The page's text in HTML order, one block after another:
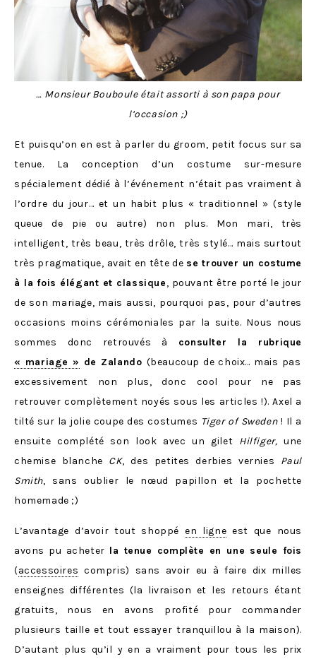
… Monsieur Bouboule était assorti à son papa pour
l’occasion ;)
Et puisqu’on en est à parler du groom, petit focus sur sa
tenue. La conception d’un costume sur-mesure
spécialement dédié à l’événement n’était pas vraiment à
l’ordre du jour… et un habit plus « traditionnel » (style
queue de pie ou autre) non plus. Mon mari, très
intelligent, très beau, très drôle, très stylé… mais surtout
très pragmatique, avait en tête de se trouver un costume
à la fois élégant et classique, pouvant être porté le jour
de son mariage, mais aussi, pourquoi pas, pour d’autres
occasions moins cérémoniales par la suite. Nous nous
sommes donc retrouvés à consulter la rubrique
« mariage » de Zalando (beaucoup de choix… mais pas
excessivement non plus, donc cool pour ne pas
retrouver complètement noyés sous les articles !). Axel a
tilté sur la jolie coupe des costumes Tiger of Sweden! Il a
ensuite complété son look avec un gilet Hilfiger, une
chemise blanche CK, des petites derbies vernies Paul
Smith, sans oublier le nœud papillon et la pochette
homemade ;)
L’avantage d’avoir tout shoppé en ligne est que nous
avons pu acheter la tenue complète en une seule fois
(accessoires compris) sans avoir eu à faire dix milles
enseignes différentes (la livraison et les retours étant
gratuits, nous en avons profité pour commander
plusieurs taille et tout essayer tranquillou à la maison).
D’autant plus qu’il y en a vraiment pour tous les prix